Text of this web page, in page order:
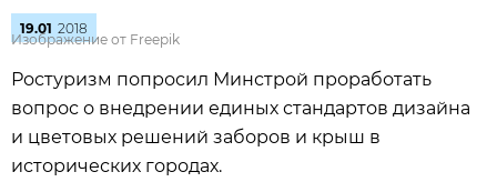
19.01 2018
Изображение от Freepik
Ростуризм попросил Минстрой проработать
вопрос о внедрении единых стандартов дизайна
и цветовых решений заборов и крыш в
исторических городах.